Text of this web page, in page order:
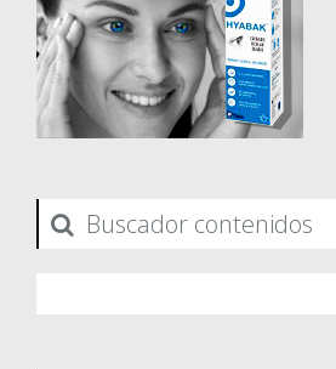
Buscador contenidos